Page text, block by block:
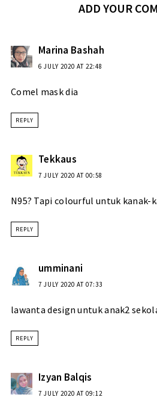
ADD YOUR
Marina Bashah
6 JULY 2020 AT 22:48
Comel mask dia
REPLY
Tekkaus
7 JULY 2020 AT 00:58
N95? Tapi colourful untuk kanak-
REPLY
umminani
7 JULY 2020 AT 07:33
lawanta design untuk anak2
REPLY
Izyan Balqis
7 JULY 2020 AT 09:12